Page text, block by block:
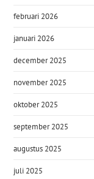
februari 2026
januari 2026
december 2025
november 2025
oktober 2025
september 2025
augustus 2025
juli 2025